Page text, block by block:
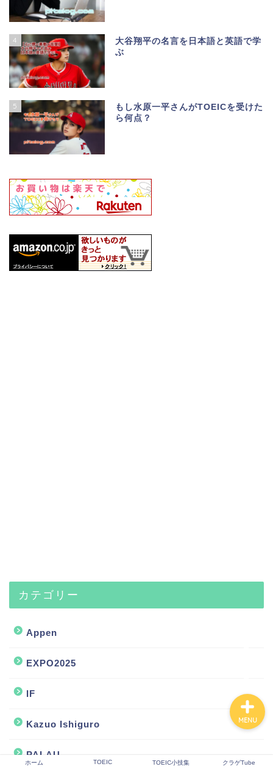
4
大谷翔平の名言を日本語と英語で学
ぶ
5
もし水原一平さんがTOEICを受けた
ら何点？
カテゴリー
Appen
EXPO2025
IF
Kazuo Ishiguro
PALAU
ホーム TOEIC TOEIC小技集 クラゲTube
MENU
TOEIC